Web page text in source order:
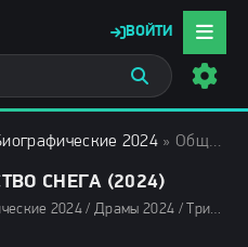
ВОЙТИ
2024 » Общество снега (2024)
СНЕГА (2024)
Биографические 2024 / Драмы 2024 / Триллеры 2024 / Зарубежные фильмы 2024 / Новинки кино 2024 / Последние фильмы 2024 / Фильмы 2024 / Сериалы в озвучке Newstudio / Смотреть фильмы онлайн